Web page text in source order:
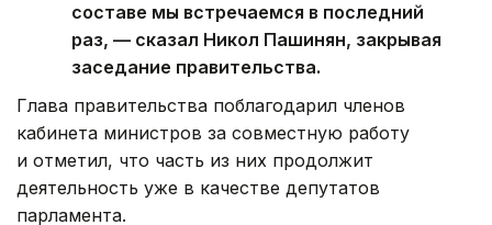
составе мы встречаемся в последний
раз, — сказал Никол Пашинян, закрывая
заседание правительства.
Глава правительства поблагодарил членов
кабинета министров за совместную работу
и отметил, что часть из них продолжит
деятельность уже в качестве депутатов
парламента.